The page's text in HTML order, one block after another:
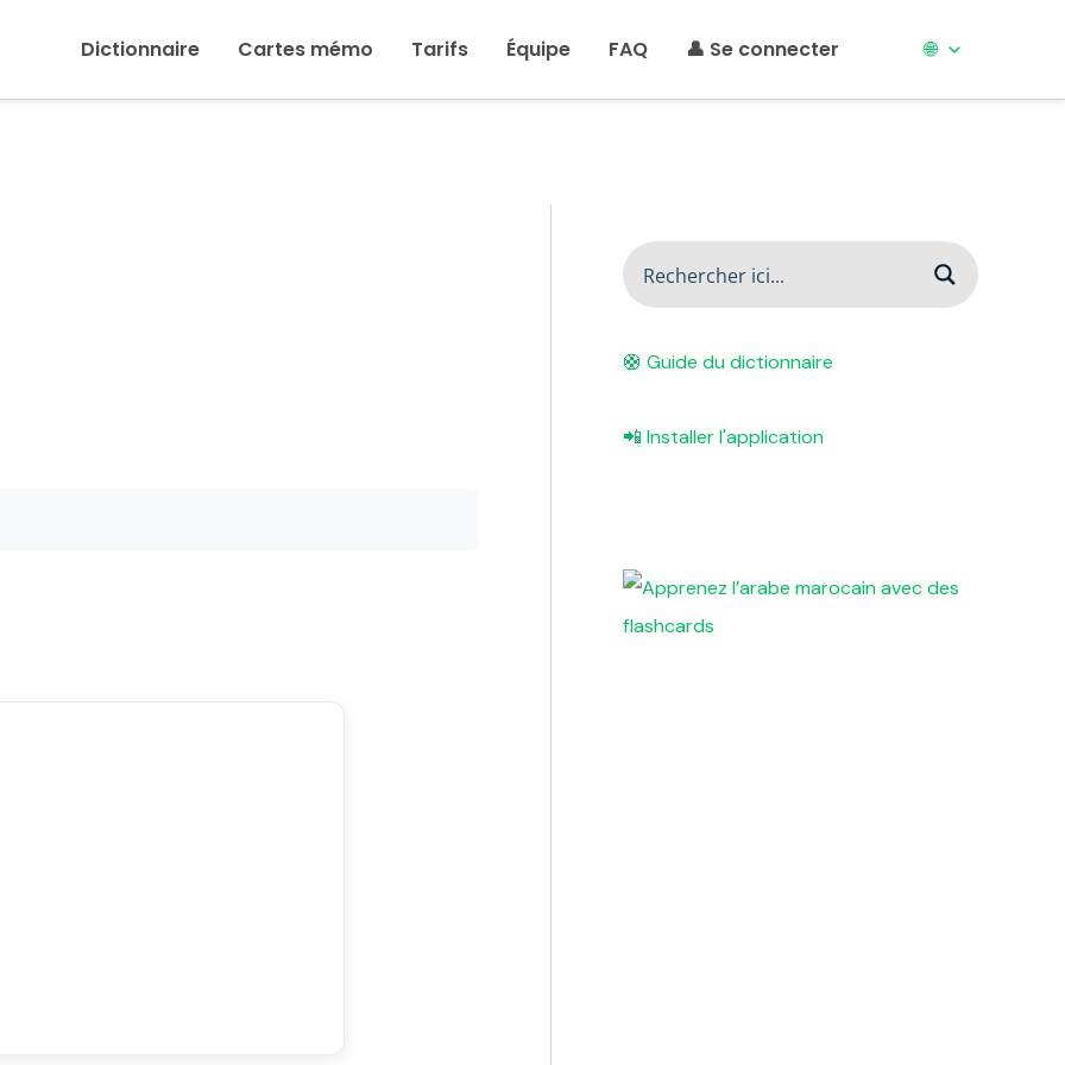
Dictionnaire Cartes mémo Tarifs Équipe FAQ 👤 Se connecter 🌐
🛟 Guide du dictionnaire
📲 Installer l'application